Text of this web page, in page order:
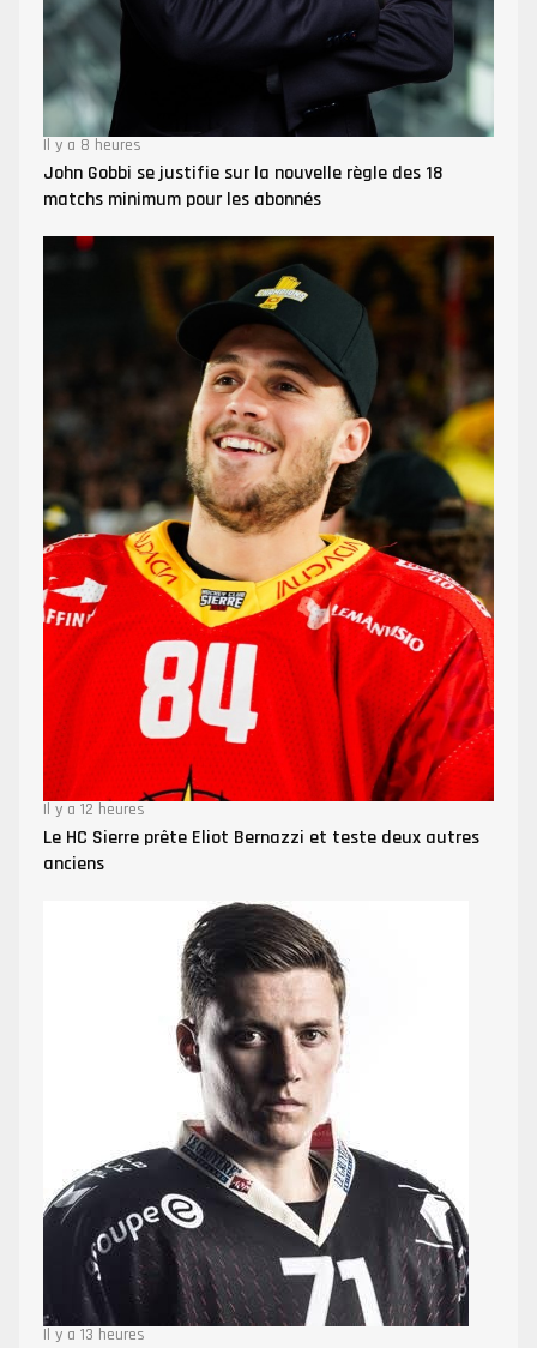
Il y a 8 heures
John Gobbi se justifie sur la nouvelle règle des 18
matchs minimum pour les abonnés
Il y a 12 heures
Le HC Sierre prête Eliot Bernazzi et teste deux autres
anciens
Il y a 13 heures